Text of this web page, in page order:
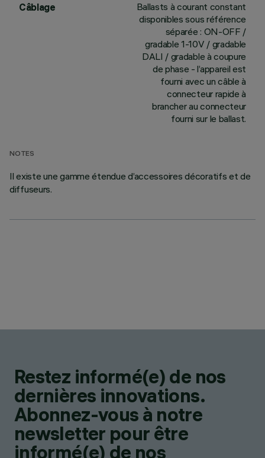
Câblage
Ballasts à courant constant
disponibles sous référence
séparée : ON-OFF /
gradable 1-10V / gradable
DALI / gradable à coupure
de phase - l’appareil est
fourni avec un câble à
connecteur rapide à
brancher au connecteur
fourni sur le ballast.
NOTES
Il existe une gamme étendue d’accessoires décoratifs et de
diffuseurs.
Restez informé(e) de nos
dernières innovations.
Abonnez-vous à notre
newsletter pour être
informé(e) de nos